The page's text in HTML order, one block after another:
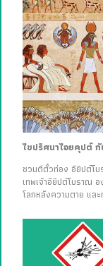
ไขปริศนาไอยคุปต์
ชวนตีตั๋วท่อง อียิปต์โบ
เทพเจ้าอียิปต์โบราณ
โลกหลังความตาย แล